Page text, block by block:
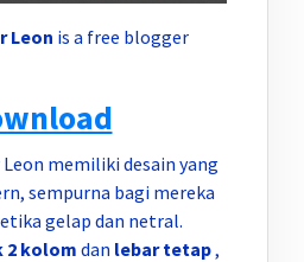
Leon is a free blogger
memiliki desain yang
sempurna bagi mereka
gelap dan netral.
kolom dan lebar tetap,